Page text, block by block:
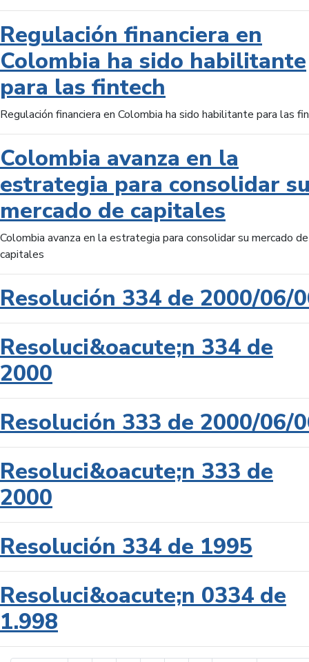
Regulación financiera en
Colombia ha sido habilitante
para las fintech
Regulación financiera en Colombia ha sido habilitante para las
Colombia avanza en la
estrategia para consolidar
mercado de capitales
Colombia avanza en la estrategia para consolidar su mercado de
capitales
Resolución 334 de 2000/06/
Resoluci&oacute;n 334 de
2000
Resolución 333 de 2000/06/
Resoluci&oacute;n 333 de
2000
Resolución 334 de 1995
Resoluci&oacute;n 0334 de
1.998